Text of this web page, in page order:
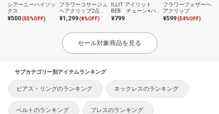
シアーニーハイソッ
クス
¥500(55%OFF)
フラワーコサージュ
ヘアクリップ2点セ
ット
¥1,299(8%OFF)
ILLIT アイリット
BEB チェーン×ハ
ートネックレス3点
¥799
フラワーフェザーヘ
アクリップ
¥599(54%OFF)
セール対象商品を見る
サブカテゴリー別アイテムランキング
ピアス・リングのランキング ネックレスのランキング
ベルトのランキング ブレスのランキング